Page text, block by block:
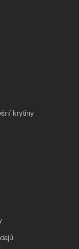
krytiny